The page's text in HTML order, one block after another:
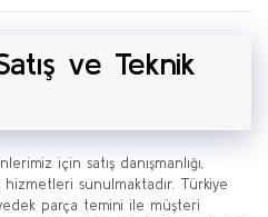
ve Teknik
için satış danışmanlığı,
sunulmaktadır. Türkiye
parça temini ile müşteri